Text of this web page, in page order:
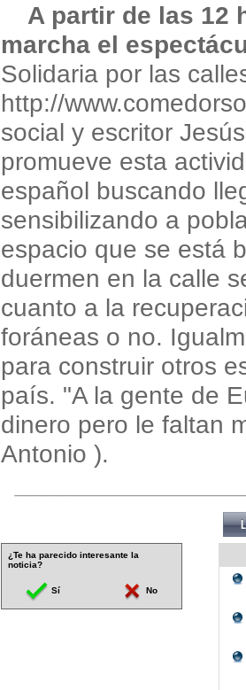
A partir de las 12
marcha el
Solidaria por las
http://
social y escritor
promueve esta
español buscando
sensibilizando a
espacio que se está
duermen en la calle
cuanto a la
foráneas o no.
para construir otros
país. "A la gente de
dinero pero le faltan
Antonio ).
¿Te ha parecido interesante la
noticia?
Sí No